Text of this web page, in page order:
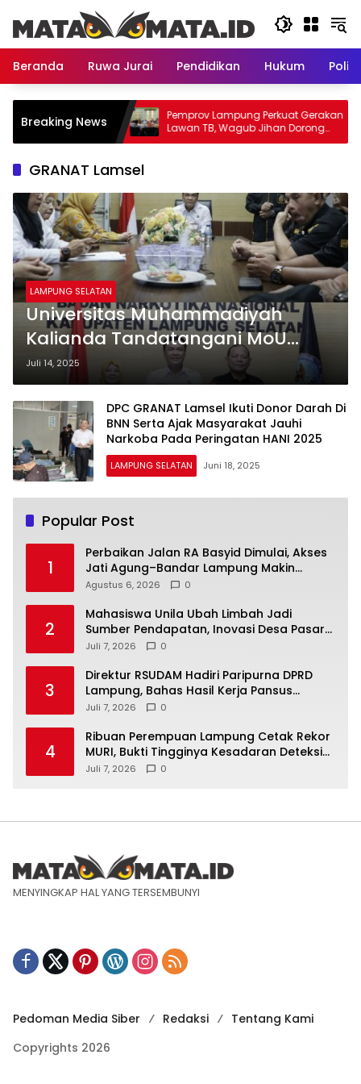
konten
Beranda
Ruwa Jurai Pendidikan Hukum
Breaking News
Dimulai, Akses
Makin
Pemprov Lampung Perkuat Gerakan
Lawan TB, Wagub Jihan Dorong
Penemuan Kasus Lebih Cepat dan
GRANAT Lamsel
LAMPUNG SELATAN
Universitas Muhammadiyah
Kalianda Tandatangani MoU
Dengan GRANAT, BNN Lampung
Selatan Perangi Narkotika
Juli 14, 2025
DPC GRANAT Lamsel Ikuti Donor Darah Di
BNN Serta Ajak Masyarakat Jauhi
Narkoba Pada Peringatan HANI 2025
LAMPUNG SELATAN Juni 18, 2025
Popular Post
1
Perbaikan Jalan RA Basyid Dimulai, Akses
Jati Agung–Bandar Lampung Makin
Lancar
Agustus 6, 2026 0
2
Mahasiswa Unila Ubah Limbah Jadi
Sumber Pendapatan, Inovasi Desa Pasar
Krui Raih Pengakuan Nasional
Juli 7, 2026 0
3
Direktur RSUDAM Hadiri Paripurna DPRD
Lampung, Bahas Hasil Kerja Pansus
Laporan Keuangan 2025
Juli 7, 2026 0
4
Ribuan Perempuan Lampung Cetak Rekor
MURI, Bukti Tingginya Kesadaran Deteksi
Dini Kanker Serviks
Juli 7, 2026 0
MENYINGKAP HAL YANG TERSEMBUNYI
Pedoman Media Siber Redaksi
Tentang Kami
Copyrights 2026